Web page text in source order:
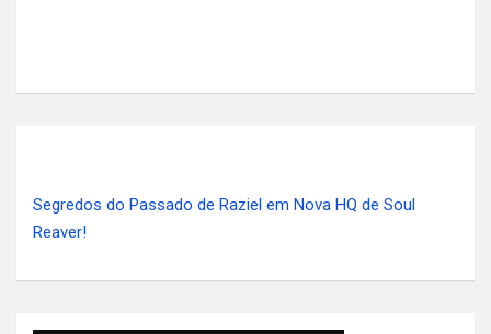
Segredos do Passado de Raziel em Nova HQ de Soul
Reaver!